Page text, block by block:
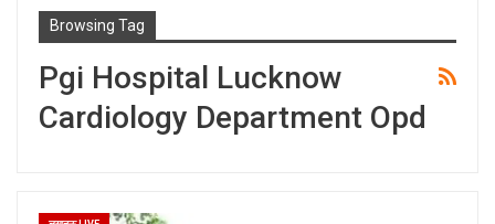
Browsing Tag
Pgi Hospital Lucknow
Cardiology Department Opd